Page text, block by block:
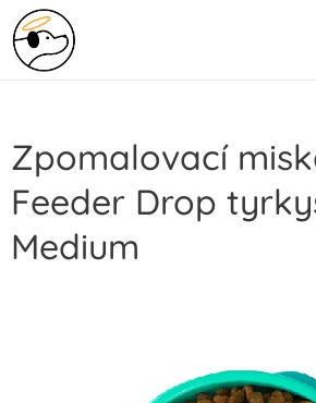
Zpomalovací
Feeder Drop
Medium